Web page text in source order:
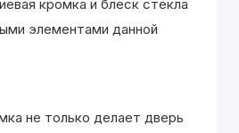
кромка и блеск стекла
элементами данной
не только делает дверь